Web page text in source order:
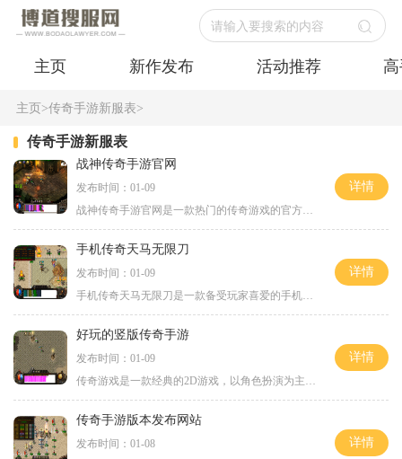
请输入要搜索的内容
主页 新作发布 活动推荐
主页>传奇手游新服表>
传奇手游新服表
战神传奇手游官网
发布时间：01-09
战神传奇手游官网是一款热门的传奇游戏的官方网站，它以其独特的2D游戏画面和精彩的玩法吸引了大批的玩家。作为一款角色扮演游戏，战神传奇提供了丰富多样的玩法，并且支持万人
详情
手机传奇天马无限刀
发布时间：01-09
手机传奇天马无限刀是一款备受玩家喜爱的手机游戏。它以传奇为背景，画面精美、操作简单，玩法多样，为玩家带来了极佳的游戏体验。下面将详细介绍游戏的具体玩法。天马无限刀
详情
好玩的竖版传奇手游
发布时间：01-09
传奇游戏是一款经典的2D游戏，以角色扮演为主题。这款手游具有万人在线的特点，玩家可以与其他玩家互动，打怪升级，完成各种任务，体验丰富的游戏内容。在传奇手游中，玩家可以
详情
传奇手游版本发布网站
发布时间：01-08
详情